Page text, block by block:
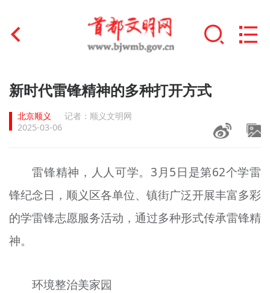
首页
文明创建
文明培育
+
未成年人思想道德建设
榜样人物
+
文明评论
新时代雷锋精神的多种打开方式
北京顺义
记者：顺义文明网
2025-03-06
雷锋精神，人人可学。3月5日是第62个学雷
锋纪念日，顺义区各单位、镇街广泛开展丰富多彩
的学雷锋志愿服务活动，通过多种形式传承雷锋精
神。
环境整治美家园